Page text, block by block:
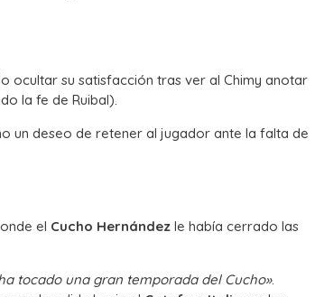
ocultar su satisfacción tras ver al Chimy anotar
la fe de Ruibal).
un deseo de retener al jugador ante la falta de
el Cucho Hernández le había cerrado las
tocado una gran temporada del Cucho».